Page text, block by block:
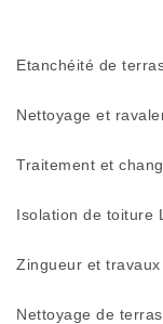
Etanchéité de
Nettoyage et
Traitement et
Isolation de toiture
Zingueur et
Nettoyage de